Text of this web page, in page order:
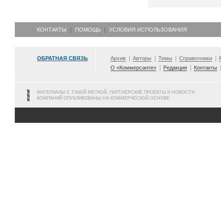
КОНТАКТЫ ПОМОЩЬ УСЛОВИЯ ИСПОЛЬЗОВАНИЯ
ОБРАТНАЯ СВЯЗЬ Архив Авторы Темы Справочники
О «Коммерсанте»
Редакция Контакты
МАТЕРИАЛЫ С ТАКОЙ МЕТКОЙ, ПАРТНЕРСКИЕ ПРОЕКТЫ И НОВОСТИ
КОМПАНИЙ ОПУБЛИКОВАНЫ НА КОММЕРЧЕСКОЙ ОСНОВЕ